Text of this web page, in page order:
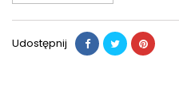
Udostępnij